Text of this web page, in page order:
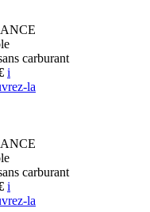
carburant
i
la
carburant
i
la